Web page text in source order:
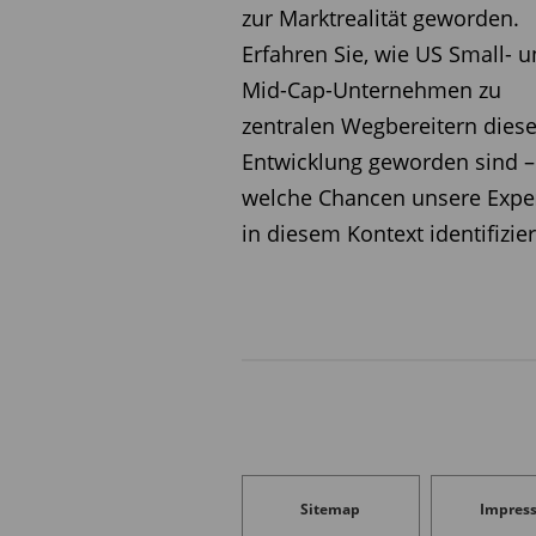
Performance sie in den
haben.
ISIN Kurzname
LU0300834669 Alken Small Cap Europe R
IE00BCLWRD08
iShares MSCI EMU Mid Cap
zur Marktrealität geworden.
Erfahren Sie, wie US Small-
Mid-Cap-Unternehmen zu
zentralen Wegbereitern
Entwicklung geworden sind
welche Chancen unsere
in diesem Kontext
Sitemap